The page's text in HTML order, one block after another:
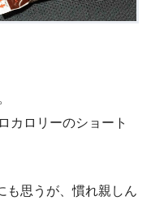
カロリーのショート
も思うが、慣れ親しん